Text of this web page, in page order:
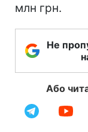
млн грн.
Не
Або